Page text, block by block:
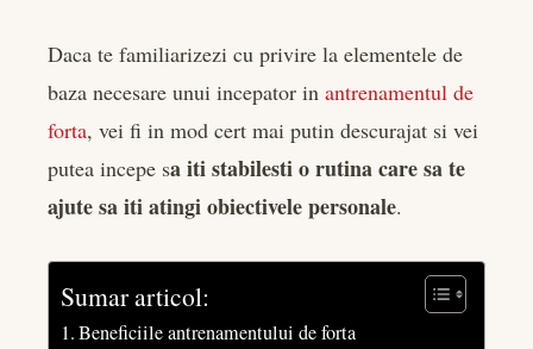
Daca te familiarizezi cu privire la elementele de
baza necesare unui incepator in antrenamentul de
forta, vei fi in mod cert mai putin descurajat si vei
putea incepe sa iti stabilesti o rutina care sa te
ajute sa iti atingi obiectivele personale.
Sumar articol:
Beneficiile antrenamentului de forta